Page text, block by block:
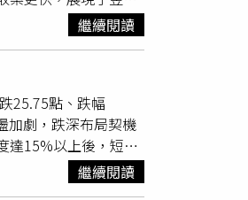
躍，歸因於固有中重
出患者及市場對於新
優勢，昱厚表示
藥物直接癱瘓免疫
其臨床訴求包含肺
無明顯副作用及抗藥
繼續閱讀
25.75點、跌幅
加劇，跌深布局契機
達15%以上後，短線
日寫下「歷史最大單
，使市場波動明顯升
繼續閱讀